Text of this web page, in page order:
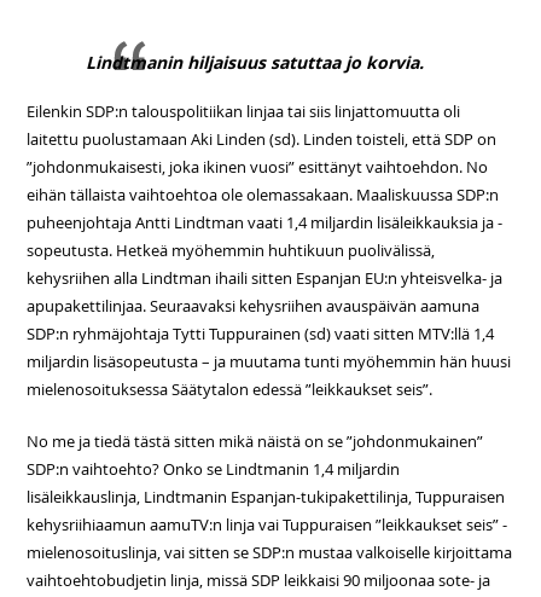
Lindtmanin hiljaisuus satuttaa jo korvia.
Eilenkin SDP:n talouspolitiikan linjaa tai siis linjattomuutta oli
laitettu puolustamaan Aki Linden (sd). Linden toisteli, että SDP on
”johdonmukaisesti, joka ikinen vuosi” esittänyt vaihtoehdon. No
eihän tällaista vaihtoehtoa ole olemassakaan. Maaliskuussa SDP:n
puheenjohtaja Antti Lindtman vaati 1,4 miljardin lisäleikkauksia ja -
sopeutusta. Hetkeä myöhemmin huhtikuun puolivälissä,
kehysriihen alla Lindtman ihaili sitten Espanjan EU:n yhteisvelka- ja
apupakettilinjaa. Seuraavaksi kehysriihen avauspäivän aamuna
SDP:n ryhmäjohtaja Tytti Tuppurainen (sd) vaati sitten MTV:llä 1,4
miljardin lisäsopeutusta – ja muutama tunti myöhemmin hän huusi
mielenosoituksessa Säätytalon edessä ”leikkaukset seis”.
No me ja tiedä tästä sitten mikä näistä on se ”johdonmukainen”
SDP:n vaihtoehto? Onko se Lindtmanin 1,4 miljardin
lisäleikkauslinja, Lindtmanin Espanjan-tukipakettilinja, Tuppuraisen
kehysriihiaamun aamuTV:n linja vai Tuppuraisen ”leikkaukset seis” -
mielenosoituslinja, vai sitten se SDP:n mustaa valkoiselle kirjoittama
vaihtoehtobudjetin linja, missä SDP leikkaisi 90 miljoonaa sote- ja